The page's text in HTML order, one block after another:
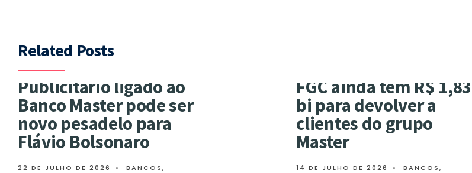
Related Posts
Publicitário ligado ao
Banco Master pode ser
novo pesadelo para
Flávio Bolsonaro
22 DE JULHO DE 2026 • BANCOS,
FGC ainda tem R$ 1,83
bi para devolver a
clientes do grupo
Master
14 DE JULHO DE 2026 • BANCOS,